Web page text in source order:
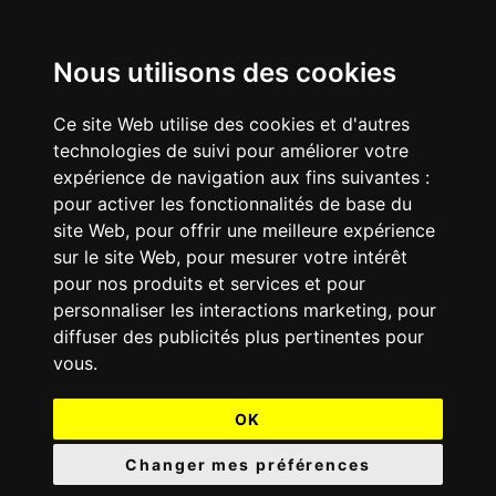
Nous utilisons des cookies
Ce site Web utilise des cookies et d'autres
technologies de suivi pour améliorer votre
expérience de navigation aux fins suivantes :
pour activer les fonctionnalités de base du
site Web, pour offrir une meilleure expérience
sur le site Web, pour mesurer votre intérêt
pour nos produits et services et pour
personnaliser les interactions marketing, pour
diffuser des publicités plus pertinentes pour
vous.
OK
Changer mes préférences